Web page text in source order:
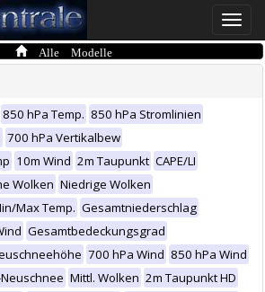
Toggle
Alle Modelle
850 hPa Temp. 850 hPa Stromlinien
700 hPa Vertikalbew
10m Wind 2m Taupunkt CAPE/LI
Wolken Niedrige Wolken
Max Temp. Gesamtniederschlag
Gesamtbedeckungsgrad
700 hPa Wind 850 hPa Wind
Mittl. Wolken 2m Taupunkt HD